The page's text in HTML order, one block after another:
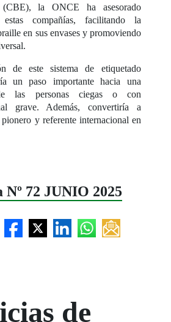
(CBE), la ONCE ha asesorado
compañías, facilitando la
en sus envases y promoviendo
de este sistema de etiquetado
un paso importante hacia una
las personas ciegas o con
grave. Además, convertiría a
y referente internacional en
Nº 72 JUNIO 2025
de